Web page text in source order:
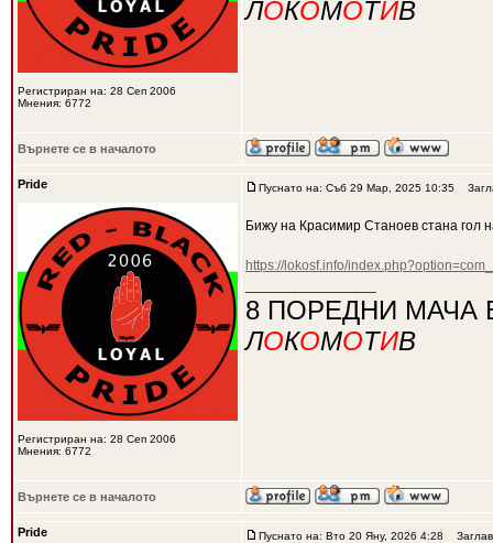
Регистриран на: 28 Сеп 2006
Мнения: 6772
ЛОКОМОТИВ
Върнете се в началото
Pride
Регистриран на: 28 Сеп 2006
Мнения: 6772
Пуснато на: Съб 29 Мар, 2025 10:35
Бижу на Красимир Станоев стана гол
https://lokosf.info/
8 ПОРЕДНИ МАЧА
ЛОКОМОТИВ
Върнете се в началото
Pride Пуснато на: Вто 20 Яну, 2026 4:28